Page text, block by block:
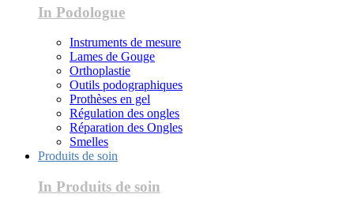
In Podologue
Instruments de mesure
Lames de Gouge
Orthoplastie
Outils podographiques
Prothèses en gel
Régulation des ongles
Réparation des Ongles
Smelles
Produits de soin
In Produits de soin